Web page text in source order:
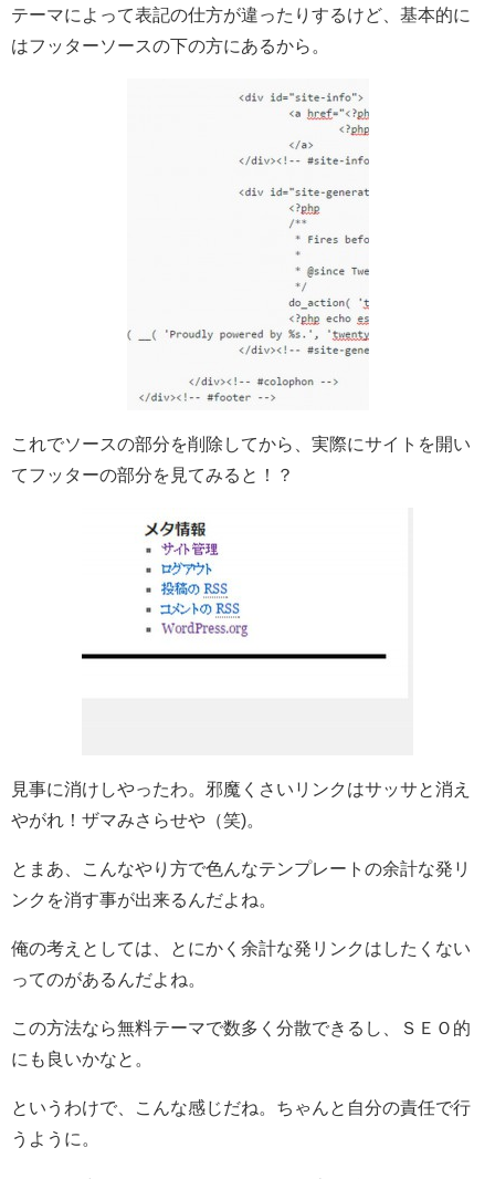
テーマによって表記の仕方が違ったりするけど、基本的に
はフッターソースの下の方にあるから。
これでソースの部分を削除してから、実際にサイトを開い
てフッターの部分を見てみると！？
見事に消けしやったわ。邪魔くさいリンクはサッサと消え
やがれ！ザマみさらせや（笑)。
とまあ、こんなやり方で色んなテンプレートの余計な発リ
ンクを消す事が出来るんだよね。
俺の考えとしては、とにかく余計な発リンクはしたくない
ってのがあるんだよね。
この方法なら無料テーマで数多く分散できるし、ＳＥＯ的
にも良いかなと。
というわけで、こんな感じだね。ちゃんと自分の責任で行
うように。